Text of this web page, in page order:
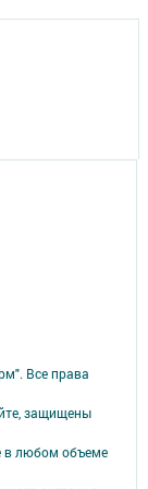
Все права
защищены
в любом объеме